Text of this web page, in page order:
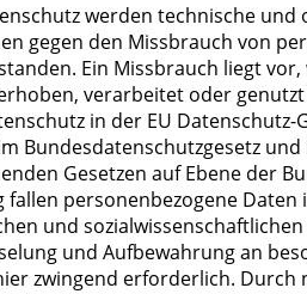
werden technische und
gegen den Missbrauch von
Ein Missbrauch liegt
verarbeitet oder
in der EU
Bundesdatenschutzgesetz
Gesetzen auf Ebene der
fallen personenbezogene Daten
und
und Aufbewahrung an
zwingend erforderlich. Durch